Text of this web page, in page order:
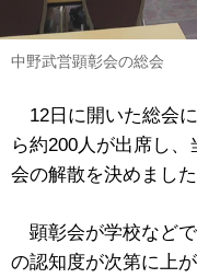
中野武営顕彰会の総会
12日に開いた総会
ら約200人が出席し
会の解散を決めました
顕彰会が学校など
の認知度が次第に上